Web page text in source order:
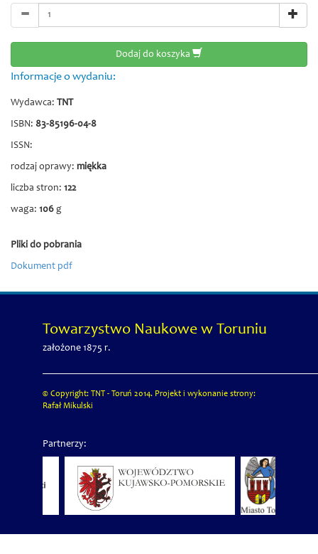
Dodaj do koszyka
Informacje o wydaniu:
Wydawca: TNT
ISBN: 83-85196-04-8
ISSN:
rodzaj oprawy: miękka
liczba stron: 122
waga: 106 g
Pliki do pobrania
Dokument pdf
Towarzystwo Naukowe w Toruniu
założone 1875 r.
© Copyright: TNT - Toruń 2014. Projekt i wykonanie strony:
Rafał Mikulski
Partnerzy: